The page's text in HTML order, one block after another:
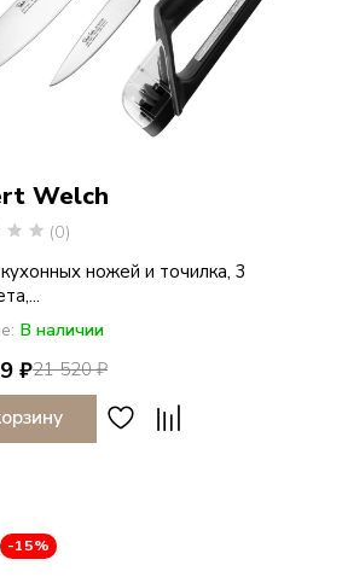
Welch
(0)
ножей и точилка, 3
В наличии
21 520 ₽
₽
-15%